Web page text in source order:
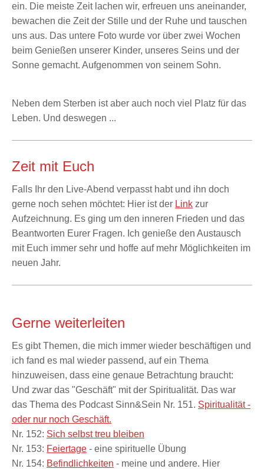
ein. Die meiste Zeit lachen wir, erfreuen uns aneinander,
bewachen die Zeit der Stille und der Ruhe und tauschen
uns aus. Das untere Foto wurde vor über zwei Wochen
beim Genießen unserer Kinder, unseres Seins und der
Sonne gemacht. Aufgenommen von seinem Sohn.
Neben dem Sterben ist aber auch noch viel Platz für das
Leben. Und deswegen ...
Zeit mit Euch
Falls Ihr den Live-Abend verpasst habt und ihn doch
gerne noch sehen möchtet: Hier ist der Link zur
Aufzeichnung. Es ging um den inneren Frieden und das
Beantworten Eurer Fragen. Ich genieße den Austausch
mit Euch immer sehr und hoffe auf mehr Möglichkeiten im
neuen Jahr.
Gerne weiterleiten
Es gibt Themen, die mich immer wieder beschäftigen und
ich fand es mal wieder passend, auf ein Thema
hinzuweisen, dass eine genaue Betrachtung braucht:
Und zwar das "Geschäft" mit der Spiritualität. Das war
das Thema des Podcast Sinn&Sein Nr. 151. Spiritualität -
oder nur noch Geschäft.
Nr. 152: Sich selbst treu bleiben
Nr. 153: Feiertage - eine spirituelle Übung
Nr. 154: Befindlichkeiten - meine und andere. Hier